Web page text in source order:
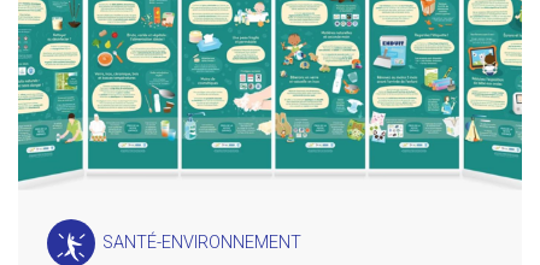
SANTÉ-ENVIRONNEMENT